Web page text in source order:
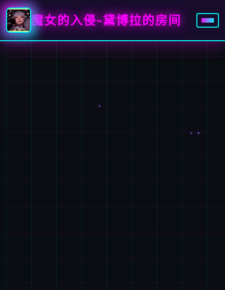
魔女的入侵~黛博拉的房间